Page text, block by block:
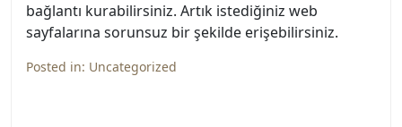
bağlantı kurabilirsiniz. Artık istediğiniz web
sayfalarına sorunsuz bir şekilde erişebilirsiniz.
Posted in: Uncategorized